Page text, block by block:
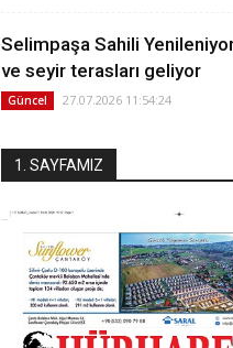
Selimpaşa Sahili
ve seyir terasları geliyor
Güncel 27.07.2026 11:54:24
1. SAYFAMIZ